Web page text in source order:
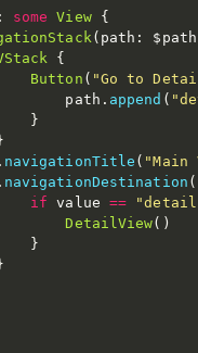
some View
{
( path : $path
{
Button ( "Go to
path
. append (
}
. navigationTitle ( "Main
. navigationDestination (
if value ==
DetailView( )
}